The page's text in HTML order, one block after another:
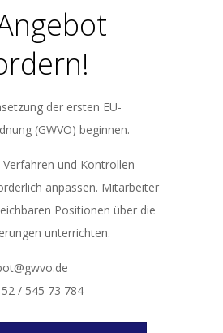
der ersten EU-
(GWVO) beginnen.
und Kontrollen
anpassen. Mitarbeiter
Positionen über die
unterrichten.
/ 545 73 784